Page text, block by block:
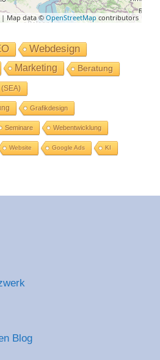
| Map data © OpenStreetMap contributors
Webdesign
Marketing Beratung
Grafikdesign
Seminare Webentwicklung
Website Google Ads KI
Blog